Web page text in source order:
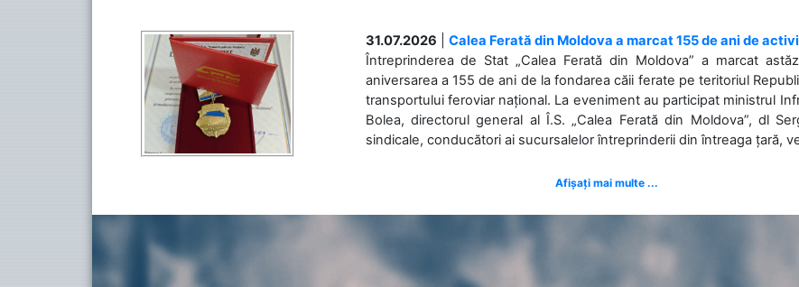
31.07.2026
Calea Ferată din Moldova a marcat 155 de ani de
Întreprinderea de Stat „Calea Ferată din Moldova” a marcat
aniversarea a 155 de ani de la fondarea căii ferate pe teritoriul
transportului feroviar național. La eveniment au participat ministrul
Bolea, directorul general al Î.S. „Calea Ferată din Moldova”, dl
sindicale, conducători ai sucursalelor întreprinderii din întreaga țară,
Afișați mai multe ...